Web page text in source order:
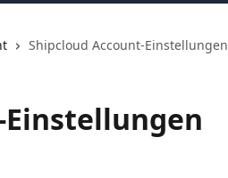
Shipcloud Account-Einstellungen